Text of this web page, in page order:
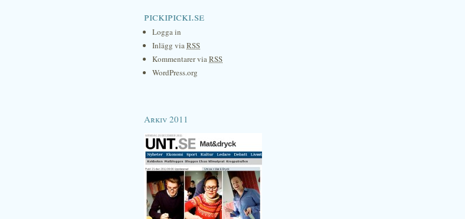
pickipicki.se
Logga in
Inlägg viaRSS
Kommentarer viaRSS
WordPress.org
Arkiv 2011